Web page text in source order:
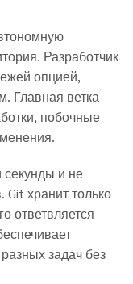
Разработчик
опцией,
Главная ветка
побочные
секунды и не
хранит только
ответвляется
задач без